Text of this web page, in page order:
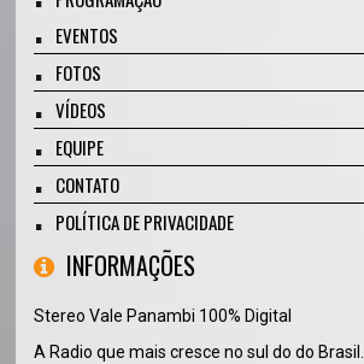
EVENTOS
FOTOS
VÍDEOS
EQUIPE
CONTATO
POLÍTICA DE PRIVACIDADE
INFORMAÇÕES
Stereo Vale Panambi 100% Digital
A Radio que mais cresce no sul do do Brasil.